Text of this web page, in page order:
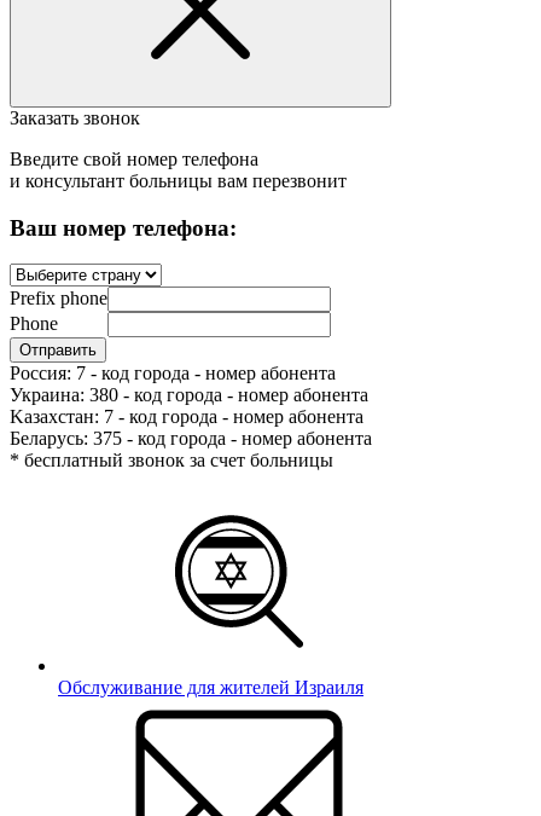
Заказать звонок
Введите свой номер телефона
и консультант больницы вам перезвонит
Ваш номер телефона:
Prefix phone
Phone
Россия: 7 - код города - номер абонента
Украина: 380 - код города - номер абонента
Kазахстан: 7 - код города - номер абонента
Беларусь: 375 - код города - номер абонента
* бесплатный звонок за счет больницы
Обслуживание для жителей Израиля